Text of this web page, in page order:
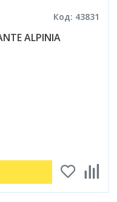
Код: 43831
ALPINIA